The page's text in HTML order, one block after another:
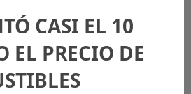
CASI EL 10
EL PRECIO DE